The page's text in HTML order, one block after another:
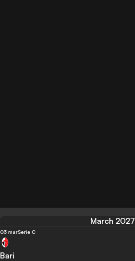
March 2027
03 marSerie C
Bari